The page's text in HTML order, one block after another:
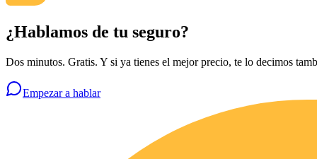
¿Hablamos de tu seguro?
Dos minutos. Gratis. Y si ya tienes el mejor precio, te lo decimos
Empezar a hablar